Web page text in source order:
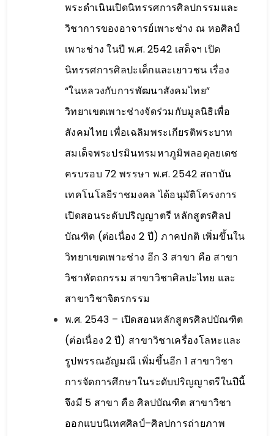
พระดำเนินเปิดนิทรรศการศิลปกรรมและ
วิชาการของอาจารย์เพาะช่าง ณ หอศิลป์
เพาะช่าง ในปี พ.ศ. 2542 เสด็จฯ เปิด
นิทรรศการศิลปะเด็กและเยาวชน เรื่อง
“ในหลวงกับการพัฒนาสังคมไทย”
วิทยาเขตเพาะช่างจัดร่วมกับมูลนิธิเพื่อ
สังคมไทย เพื่อเฉลิมพระเกียรติพระบาท
สมเด็จพระปรมินทรมหาภูมิพลอดุลยเดช
ครบรอบ 72 พรรษา พ.ศ. 2542 สถาบัน
เทคโนโลยีราชมงคล ได้อนุมัติโครงการ
เปิดสอนระดับปริญญาตรี หลักสูตรศิลป
บัณฑิต (ต่อเนื่อง 2 ปี) ภาคปกติ เพิ่มขึ้นใน
วิทยาเขตเพาะช่าง อีก 3 สาขา คือ สาขา
วิชาหัตถกรรม สาขาวิชาศิลปะไทย และ
สาขาวิชาจิตรกรรม
พ.ศ. 2543 – เปิดสอนหลักสูตรศิลปบัณฑิต
(ต่อเนื่อง 2 ปี) สาขาวิชาเครื่องโลหะและ
รูปพรรณอัญมณี เพิ่มขึ้นอีก 1 สาขาวิชา
การจัดการศึกษาในระดับปริญญาตรีในปีนี้
จึงมี 5 สาขา คือ ศิลปบัณฑิต สาขาวิชา
ออกแบบนิเทศศิลป์–ศิลปการถ่ายภาพ